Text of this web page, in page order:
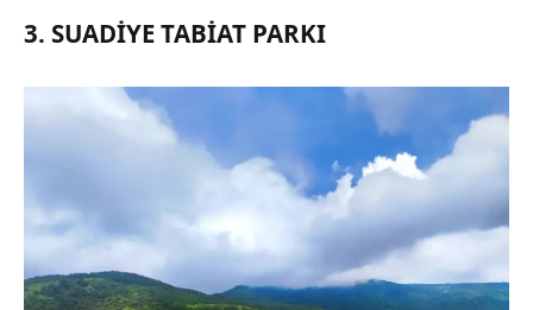
3. SUADIYE TABIAT PARKI